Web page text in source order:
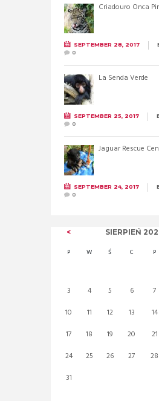
Criadouro Onca
SEPTEMBER 28, 2017
0
La Senda Verde
SEPTEMBER 25, 2017
0
Jaguar Rescue
SEPTEMBER 24, 2017
0
SIERPIEŃ
P W Ś C P
3
4 5 6 7
10
11 12 13 14
17
18 19 20 21
24
25 26 27 28
31